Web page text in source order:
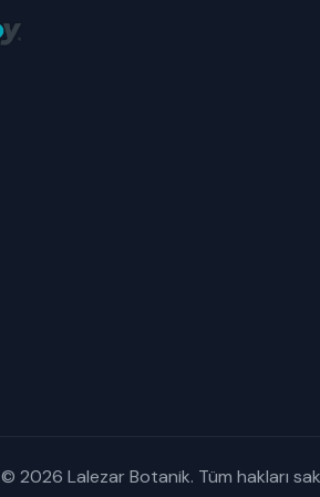
© 2026 Lalezar Botanik. Tüm hakları